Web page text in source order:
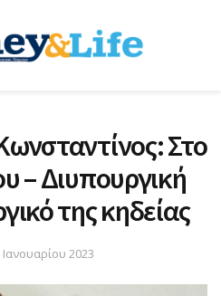
Στο
– Διυπουργική
της κηδείας
Ιανουαρίου 2023